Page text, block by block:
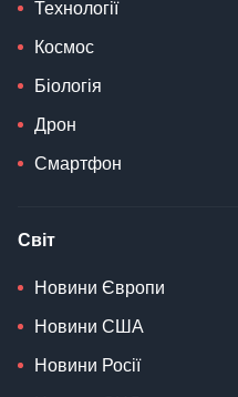
Технології
Космос
Біологія
Дрон
Смартфон
Світ
Новини Європи
Новини США
Новини Росії